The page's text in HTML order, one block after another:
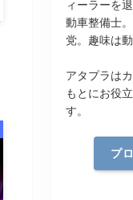
ィーラーを
動車整備士
党。趣味は
アタプラは
もとにお役
す。
プ